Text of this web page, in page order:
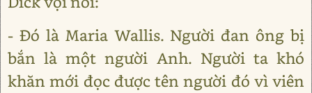
- Đó là Maria Wallis. Người đan ông bị
bắn là một người Anh. Người ta khó
khăn mới đọc được tên người đó vì viên